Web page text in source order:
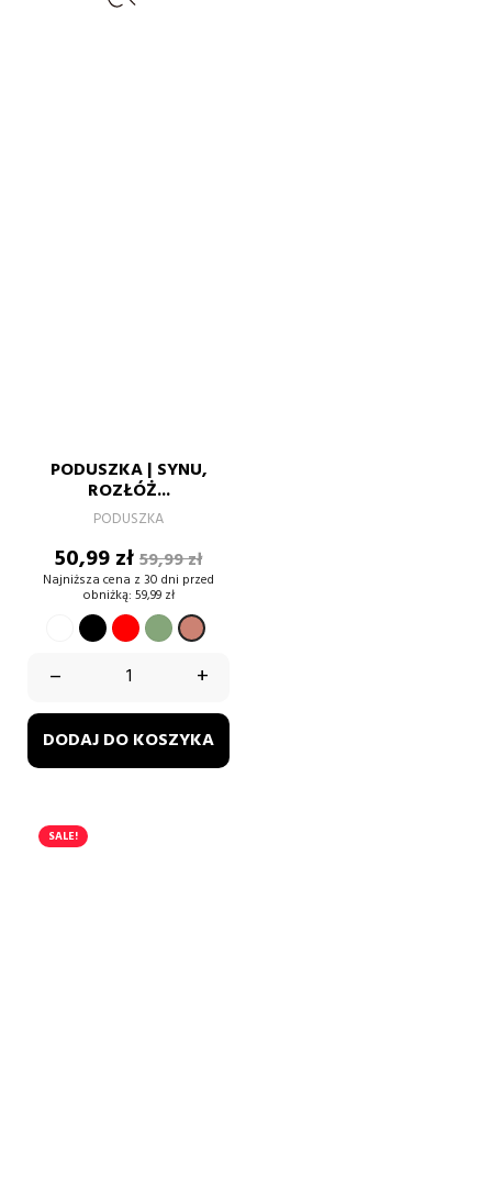
PODUSZKA | SYNU,
ROZŁÓŻ...
PODUSZKA
Cena
50,99 złCena
podstawowa
59,99 zł
Najniższa cena z 30 dni przed
obniżką: 59,99 zł
BIAŁYCZARNYCZERWONY
ZIELONYBRUDNY
– +
DODAJ DO KOSZYKA
SALE!